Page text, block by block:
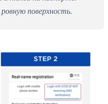
поверхность.